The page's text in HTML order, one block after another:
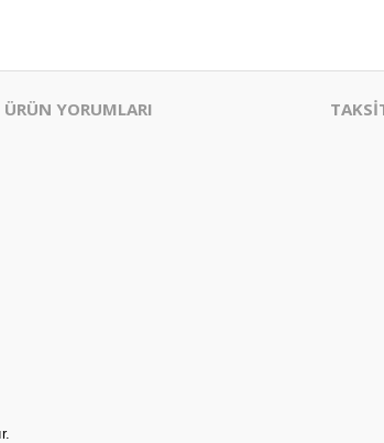
ÜRÜN YORUMLARI